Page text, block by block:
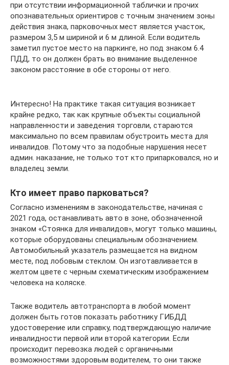
при отсутствии информационной таблички и прочих
опознавательных ориентиров с точным значением зоны
действия знака, парковочных мест является участок,
размером 3,5 м шириной и 6 м длиной. Если водитель
заметил пустое место на паркинге, но под знаком 6.4
ПДД, то он должен брать во внимание выделенное
законом расстояние в обе стороны от него.
Интересно! На практике такая ситуация возникает
крайне редко, так как крупные объекты социальной
направленности и заведения торговли, стараются
максимально по всем правилам обустроить места для
инвалидов. Потому что за подобные нарушения несет
админ. наказание, не только тот кто припарковался, но и
владелец земли.
Кто имеет право парковаться?
Согласно изменениям в законодательстве, начиная с
2021 года, останавливать авто в зоне, обозначенной
знаком «Стоянка для инвалидов», могут только машины,
которые оборудованы специальным обозначением.
Автомобильный указатель размещается на видном
месте, под лобовым стеклом. Он изготавливается в
желтом цвете с черным схематическим изображением
человека на коляске.
Также водитель автотранспорта в любой момент
должен быть готов показать работнику ГИБДД
удостоверение или справку, подтверждающую наличие
инвалидности первой или второй категории. Если
происходит перевозка людей с органичными
возможностями здоровым водителем, то они также